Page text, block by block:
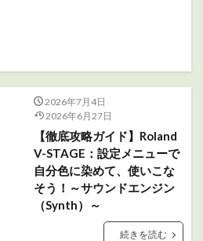
2026年7月4日
2026年6月27日
【徹底攻略ガイド】Roland
V-STAGE：設定メニューで
自分色に染めて、使いこな
そう！～サウンドエンジン
（Synth）～
続きを読む